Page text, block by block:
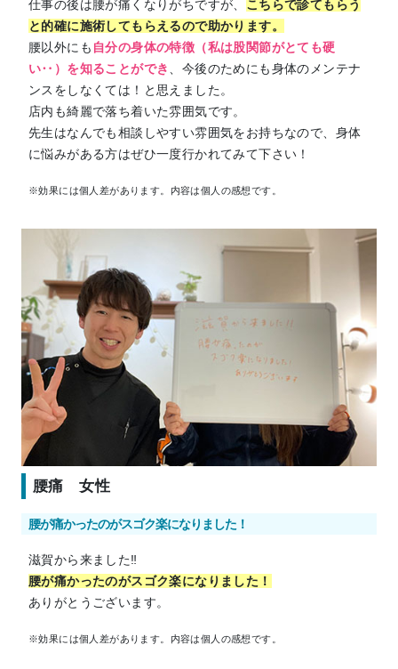
仕事の後は腰が痛くなりがちですが、 こちらで診てもらう
と的確に施術してもらえるので助かります。
腰以外にも 自分の身体の特徴（私は股関節がとても硬
い‥）を知ることができ、今後のためにも身体のメンテナ
ンスをしなくては！と思えました。
店内も綺麗で落ち着いた雰囲気です。
先生はなんでも相談しやすい雰囲気をお持ちなので、身体
に悩みがある方はぜひ一度行かれてみて下さい！
※効果には個人差があります。内容は個人の感想です。
腰痛 女性
腰が痛かったのがスゴク楽になりました！
滋賀から来ました‼
腰が痛かったのがスゴク楽になりました！
ありがとうございます。
※効果には個人差があります。内容は個人の感想です。